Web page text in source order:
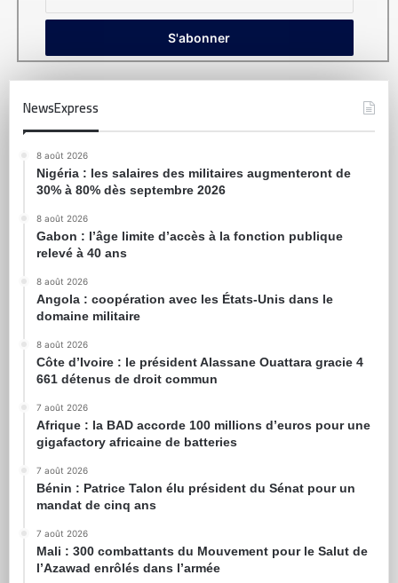
NewsExpress
8 août 2026
Nigéria : les salaires des militaires augmenteront de
30% à 80% dès septembre 2026
8 août 2026
Gabon : l’âge limite d’accès à la fonction publique
relevé à 40 ans
8 août 2026
Angola : coopération avec les États-Unis dans le
domaine militaire
8 août 2026
Côte d’Ivoire : le président Alassane Ouattara gracie 4
661 détenus de droit commun
7 août 2026
Afrique : la BAD accorde 100 millions d’euros pour une
gigafactory africaine de batteries
7 août 2026
Bénin : Patrice Talon élu président du Sénat pour un
mandat de cinq ans
7 août 2026
Mali : 300 combattants du Mouvement pour le Salut de
l’Azawad enrôlés dans l’armée